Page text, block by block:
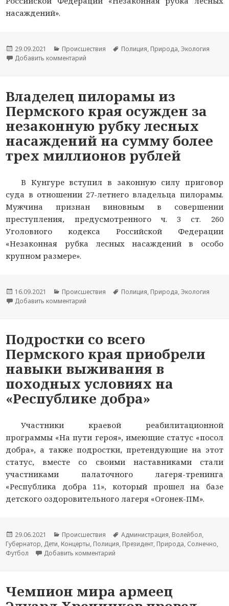
насаждений».
Опубликовано
29.09.2021 Рубрики
Происшествия Метки
Полиция, Природа,Экология
Добавить комментарий
Владелец пилорамы из
Пермского края осужден за
незаконную рубку лесных
насаждений на сумму более
трех миллионов рублей
В Кунгуре вступил в законную силу приговор
суда в отношении 27-летнего владельца пилорамы.
Мужчина признан виновным в совершении
преступления, предусмотренного ч. 3 ст. 260
Уголовного кодекса Российской Федерации
«Незаконная рубка лесных насаждений в особо
крупном размере».
Опубликовано
16.09.2021 Рубрики
Происшествия Метки
Полиция, Природа,Экология
Добавить комментарий
Подростки со всего
Пермского края приобрели
навыки выживания в
походных условиях на
«Республике добра»
Участники краевой реабилитационной
программы «На пути героя», имеющие статус «посол
добра», а также подростки, претендующие на этот
статус, вместе со своими наставниками стали
участниками палаточного лагеря-тренинга
«Республика добра 11», который прошел на базе
детского оздоровительного лагеря «Огонек-ПМ».
Опубликовано
29.06.2021 Рубрики
Происшествия Метки
Администрация, Волейбол,
Губернатор, Дети, Концерты, Полиция, Президент, Природа, Солнечно,
Футбол
Добавить комментарий
Чемпион мира армеец